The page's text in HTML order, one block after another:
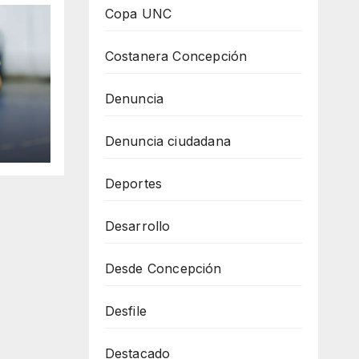
Copa UNC
Costanera Concepción
Denuncia
Denuncia ciudadana
Deportes
Desarrollo
Desde Concepción
Desfile
Destacado